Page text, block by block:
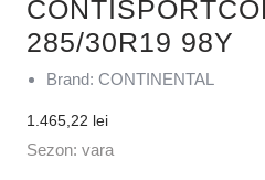
285/30R19 98Y
Brand: CONTINENTAL
1.465,22 lei
Sezon: vara